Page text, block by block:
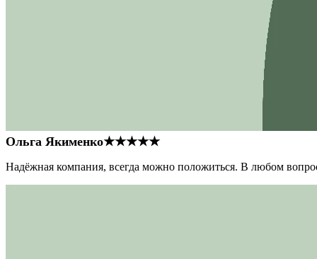
Ольга Якименко★★★★★
Надёжная компания, всегда можно положиться. В любом